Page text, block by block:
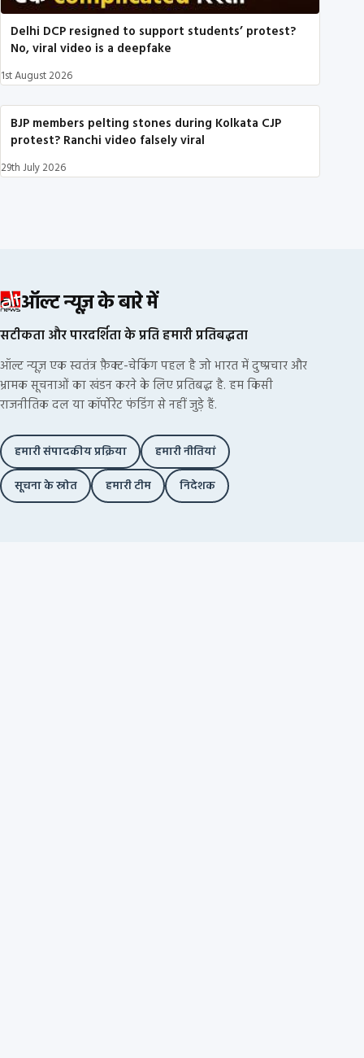
Delhi DCP resigned to support students’ protest?
No, viral video is a deepfake
1st August 2026
BJP members pelting stones during Kolkata CJP
protest? Ranchi video falsely viral
29th July 2026
ऑल्ट न्यूज़ के बारे में
सटीकता और पारदर्शिता के प्रति हमारी प्रतिबद्धता
ऑल्ट न्यूज़ एक स्वतंत्र फ़ैक्ट-चेकिंग पहल है जो भारत में दुष्प्रचार और
भ्रामक सूचनाओं का खंडन करने के लिए प्रतिबद्ध है. हम किसी
राजनीतिक दल या कॉर्पोरेट फंडिंग से नहीं जुड़े हैं.
हमारी संपादकीय प्रक्रिया
हमारी नीतियां
सूचना के स्रोत
हमारी टीम निदेशक